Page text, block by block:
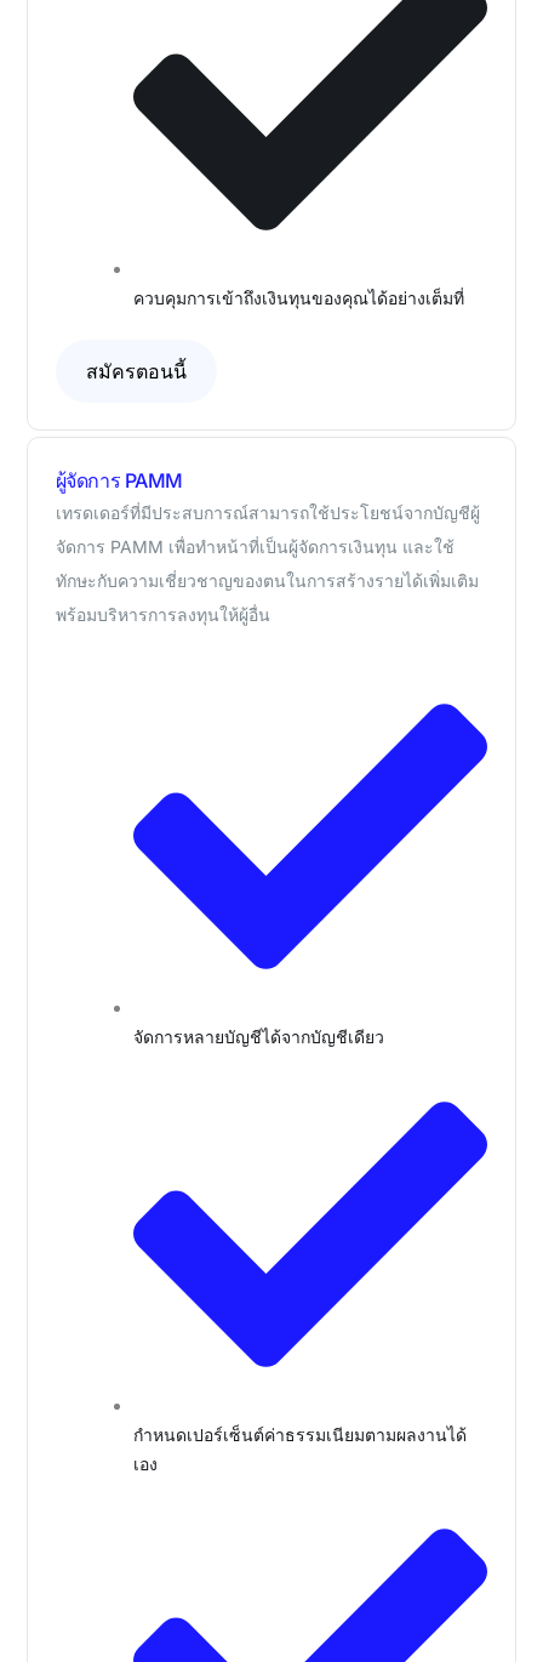
ควบคุมการเข้าถึงเงินทุนของคุณได้อย่างเต็มที่
สมัครตอนนี้
ผู้จัดการ PAMM
เทรดเดอร์ที่มีประสบการณ์สามารถใช้ประโยชน์จากบัญชีผู้
จัดการ PAMM เพื่อทำหน้าที่เป็นผู้จัดการเงินทุน และใช้
ทักษะกับความเชี่ยวชาญของตนในการสร้างรายได้เพิ่มเติม
พร้อมบริหารการลงทุนให้ผู้อื่น
จัดการหลายบัญชีได้จากบัญชีเดียว
กำหนดเปอร์เซ็นต์ค่าธรรมเนียมตามผลงานได้
เอง